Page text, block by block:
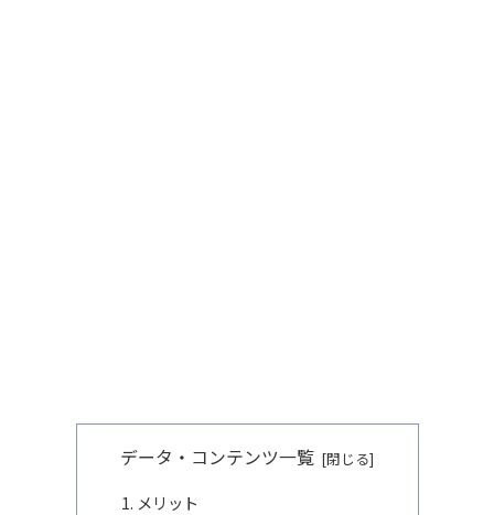
データ・コンテンツ一覧
メリット